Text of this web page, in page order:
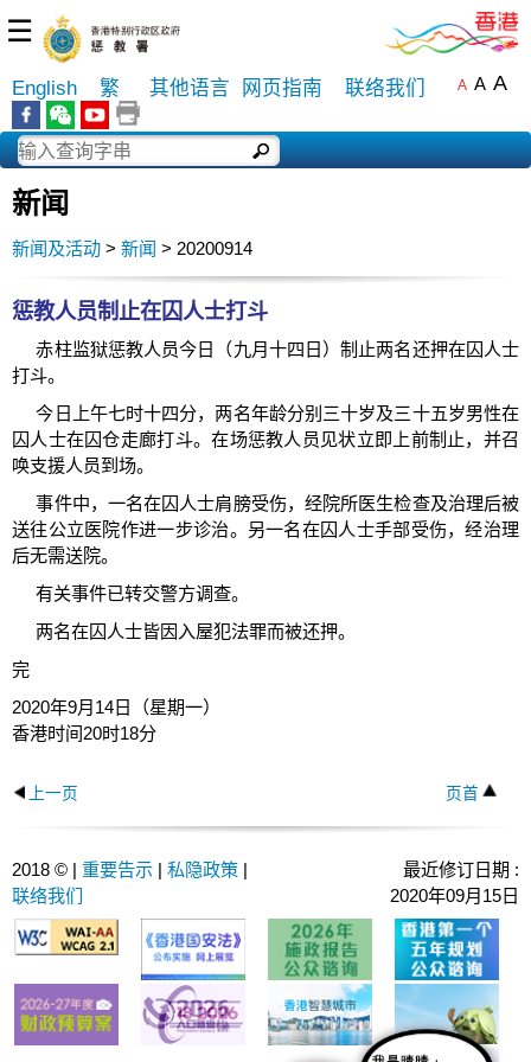
☰
English 繁 其他语言 网页指南 联络我们 A A A
新闻
新闻及活动 > 新闻 > 20200914
惩教人员制止在囚人士打斗
赤柱监狱惩教人员今日（九月十四日）制止两名还押在囚人士
打斗。
今日上午七时十四分，两名年龄分别三十岁及三十五岁男性在
囚人士在囚仓走廊打斗。在场惩教人员见状立即上前制止，并召
唤支援人员到场。
事件中，一名在囚人士肩膀受伤，经院所医生检查及治理后被
送往公立医院作进一步诊治。另一名在囚人士手部受伤，经治理
后无需送院。
有关事件已转交警方调查。
两名在囚人士皆因入屋犯法罪而被还押。
完
2020年9月14日（星期一）
香港时间20时18分
上一页 页首
2018 © | 重要告示 | 私隐政策 |
联络我们
最近修订日期 :
2020年09月15日